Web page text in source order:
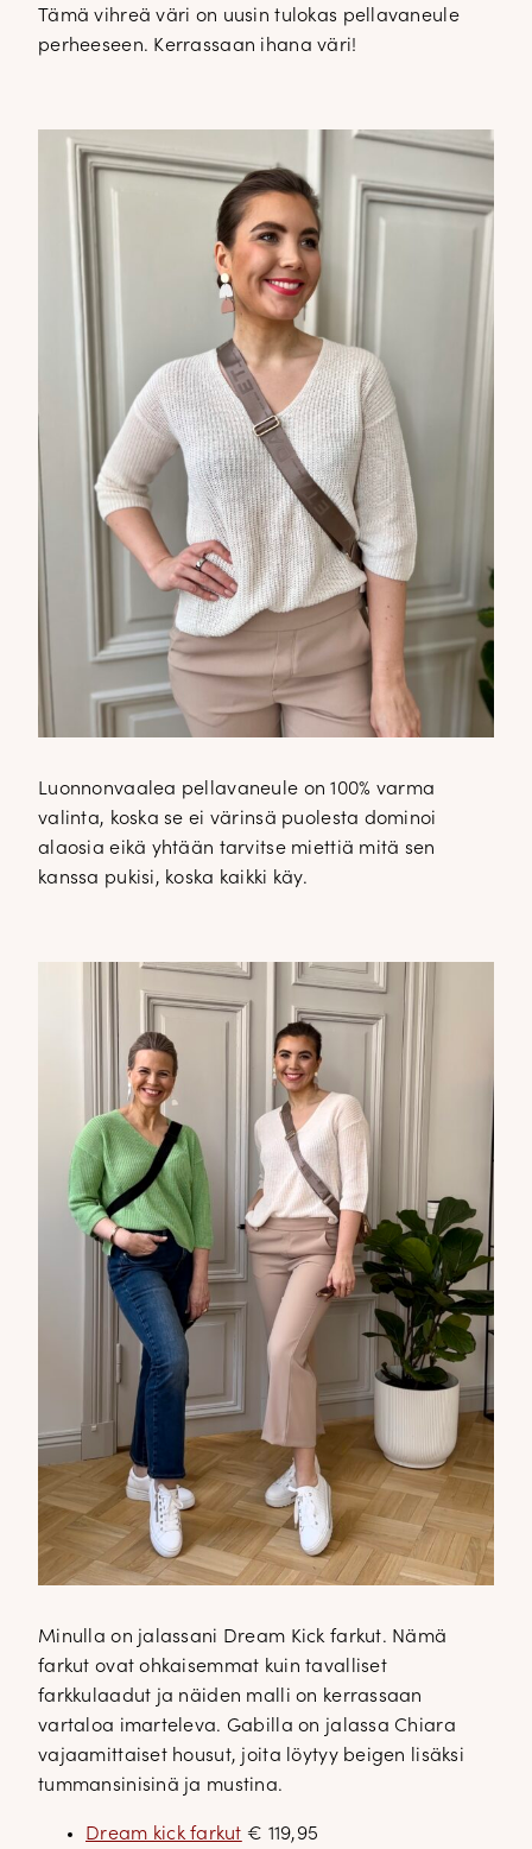
Tämä vihreä väri on uusin tulokas pellavaneule
perheeseen. Kerrassaan ihana väri!
Luonnonvaalea pellavaneule on 100% varma
valinta, koska se ei värinsä puolesta dominoi
alaosia eikä yhtään tarvitse miettiä mitä sen
kanssa pukisi, koska kaikki käy.
Minulla on jalassani Dream Kick farkut. Nämä
farkut ovat ohkaisemmat kuin tavalliset
farkkulaadut ja näiden malli on kerrassaan
vartaloa imarteleva. Gabilla on jalassa Chiara
vajaamittaiset housut, joita löytyy beigen lisäksi
tummansinisinä ja mustina.
Dream kick farkut € 119,95